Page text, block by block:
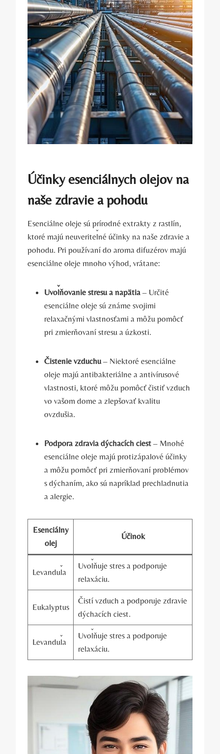
Účinky esenciálnych olejov na
naše zdravie a pohodu
Esenciálne oleje sú prírodné extrakty z rastlín,
ktoré majú neuveriteľné účinky na naše zdravie a
pohodu. Pri používaní do aroma difuzérov majú
esenciálne oleje mnoho výhod, vrátane:
Uvoľňovanie stresu a napätia – Určité
esenciálne oleje sú známe svojimi
relaxačnými vlastnosťami a môžu pomôcť
pri zmierňovaní stresu a úzkosti.
Čistenie vzduchu – Niektoré esenciálne
oleje majú antibakteriálne a antivírusové
vlastnosti, ktoré môžu pomôcť čistiť vzduch
vo vašom dome a zlepšovať kvalitu
ovzdušia.
Podpora zdravia dýchacích ciest – Mnohé
esenciálne oleje majú protizápalové účinky
a môžu pomôcť pri zmierňovaní problémov
s dýchaním, ako sú napríklad prechladnutia
a alergie.
Esenciálny
olej
Účinok
Levanduľa
Uvoľňuje stres a podporuje
relaxáciu.
Eukalyptus
Čistí vzduch a podporuje zdravie
dýchacích ciest.
Levanduľa
Uvoľňuje stres a podporuje
relaxáciu.